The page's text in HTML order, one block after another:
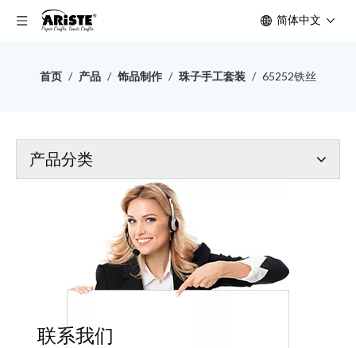
简体中文
首页 / 产品 / 饰品制作 / 珠子手工套装 / 65252铁丝
产品分类
联系我们